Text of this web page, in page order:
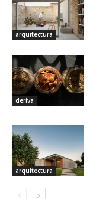
arquitectura
deriva
arquitectura